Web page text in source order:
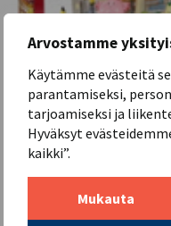
Arvostamme
Käytämme evästeitä
parantamiseksi,
tarjoamiseksi ja
Hyväksyt
kaikki”.
Mukauta